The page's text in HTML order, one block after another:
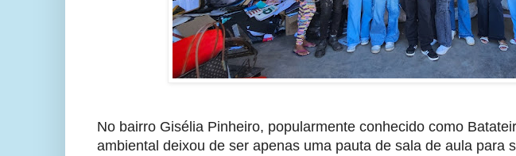
No bairro Gisélia Pinheiro, popularmente conhecido como
ambiental deixou de ser apenas uma pauta de sala de aula para